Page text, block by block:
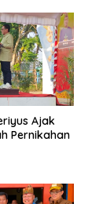
Ajak
Pernikahan